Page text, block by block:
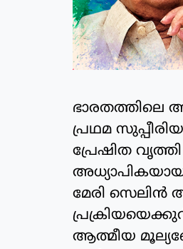
ഭാരതത്തിലെ
പ്രഥമ
പ്രേഷിത
മേരി
ആത്മീയ